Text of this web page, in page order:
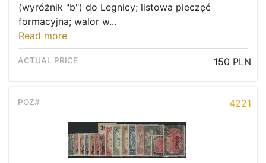
(wyróżnik "b") do Legnicy; listowa pieczęć
formacyjna; walor w...
Read more
150 PLN
4221